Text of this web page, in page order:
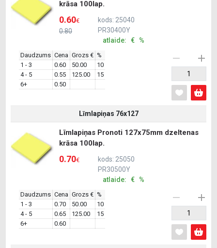
krāsa 100lap.
0.80
0.60€
kods: 25040
PR30400Y
atlaide: € %
Daudzums Cena Grozs € %
1 - 3
0.60 50.00
10
4 - 5
0.55 125.00
15
6+
0.50
Līmlapiņas 76x127
Līmlapiņas Pronoti 127x75mm dzeltenas
krāsa 100lap.
0.70€
kods: 25050
PR30500Y
atlaide: € %
Daudzums Cena Grozs € %
1 - 3
0.70 50.00
10
4 - 5
0.65 125.00
15
6+
0.60